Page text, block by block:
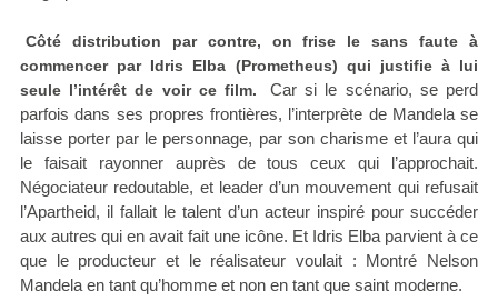
Côté distribution par contre, on frise le sans faute à
commencer par Idris Elba (Prometheus) qui justifie à lui
seule l’intérêt de voir ce film.
Car si le scénario, se perd
parfois dans ses propres frontières, l’interprète de Mandela se
laisse porter par le personnage, par son charisme et l’aura qui
le faisait rayonner auprès de tous ceux qui l’approchait.
Négociateur redoutable, et leader d’un mouvement qui refusait
l’Apartheid, il fallait le talent d’un acteur inspiré pour succéder
aux autres qui en avait fait une icône. Et Idris Elba parvient à ce
que le producteur et le réalisateur voulait : Montré Nelson
Mandela en tant qu’homme et non en tant que saint moderne.